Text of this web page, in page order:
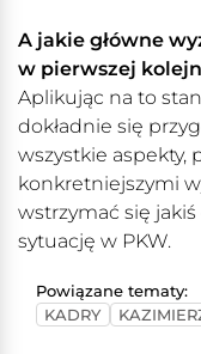
A jakie główne
w pierwszej
Aplikując na to
dokładnie się
wszystkie aspekty,
konkretniejszymi
wstrzymać się jakiś
sytuację w PKW.
Powiązane tematy:
KADRY